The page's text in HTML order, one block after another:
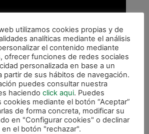
utilizamos cookies propias y de
analíticas mediante el análisis
el contenido mediante
ofrecer funciones de redes sociales
personalizada en base a un
partir de sus hábitos de navegación.
puedes consultar nuestra
haciendo click aqui. Puedes
cookies mediante el botón “Aceptar”
de forma concreta, modificar su
en "Configurar cookies" o declinar
el botón "rechazar".